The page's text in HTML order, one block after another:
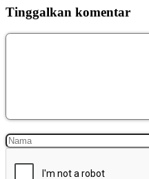
Tinggalkan komentar
Komentar
Nama